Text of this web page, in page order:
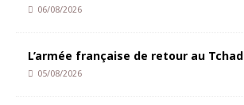
06/08/2026
L’armée française de retour au Tchad
05/08/2026